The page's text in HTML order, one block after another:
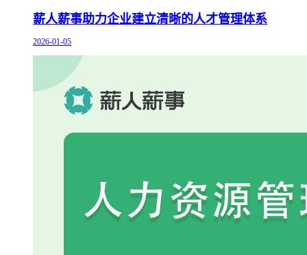
薪人薪事助力企业建立清晰的人才管理体系
2026-01-05